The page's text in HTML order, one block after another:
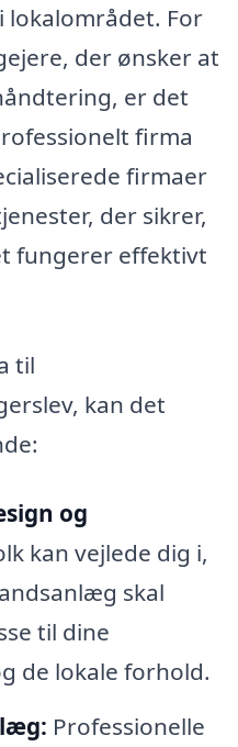
For
der ønsker at
er det
firma
firmaer
der sikrer,
fungerer effektivt
til
kan det
og
kan vejlede dig i,
skal
til dine
de lokale forhold.
Professionelle